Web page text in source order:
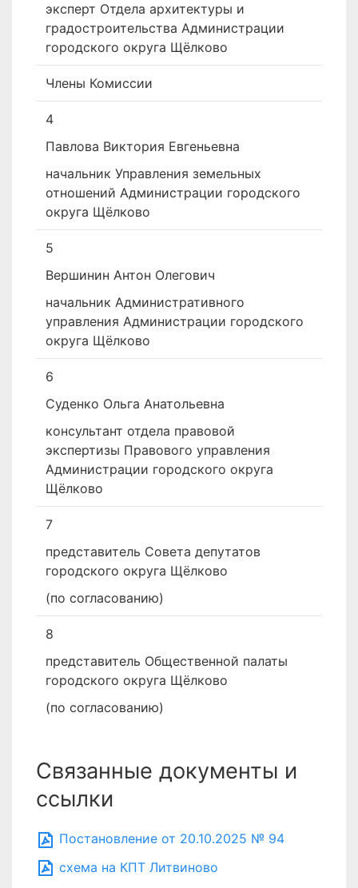
­эксперт Отдела архитектуры и
градостроительства Администрации
городского округа Щёлково
Члены Комиссии
4
Павлова Виктория Евгеньевна
начальник Управления земельных
отношений Администрации городского
округа Щёлково
5
Вершинин Антон Олегович
начальник Административного
управления Администрации городского
округа Щёлково
6
Суденко Ольга Анатольевна
консультант отдела правовой
экспертизы Правового управления
Администрации городского округа
Щёлково
7
представитель Совета депутатов
городского округа Щёлково
(по согласованию)
8
представитель Общественной палаты
городского округа Щёлково
(по согласованию)
Связанные документы и
ссылки
Постановление от 20.10.2025 № 94
схема на КПТ Литвиново